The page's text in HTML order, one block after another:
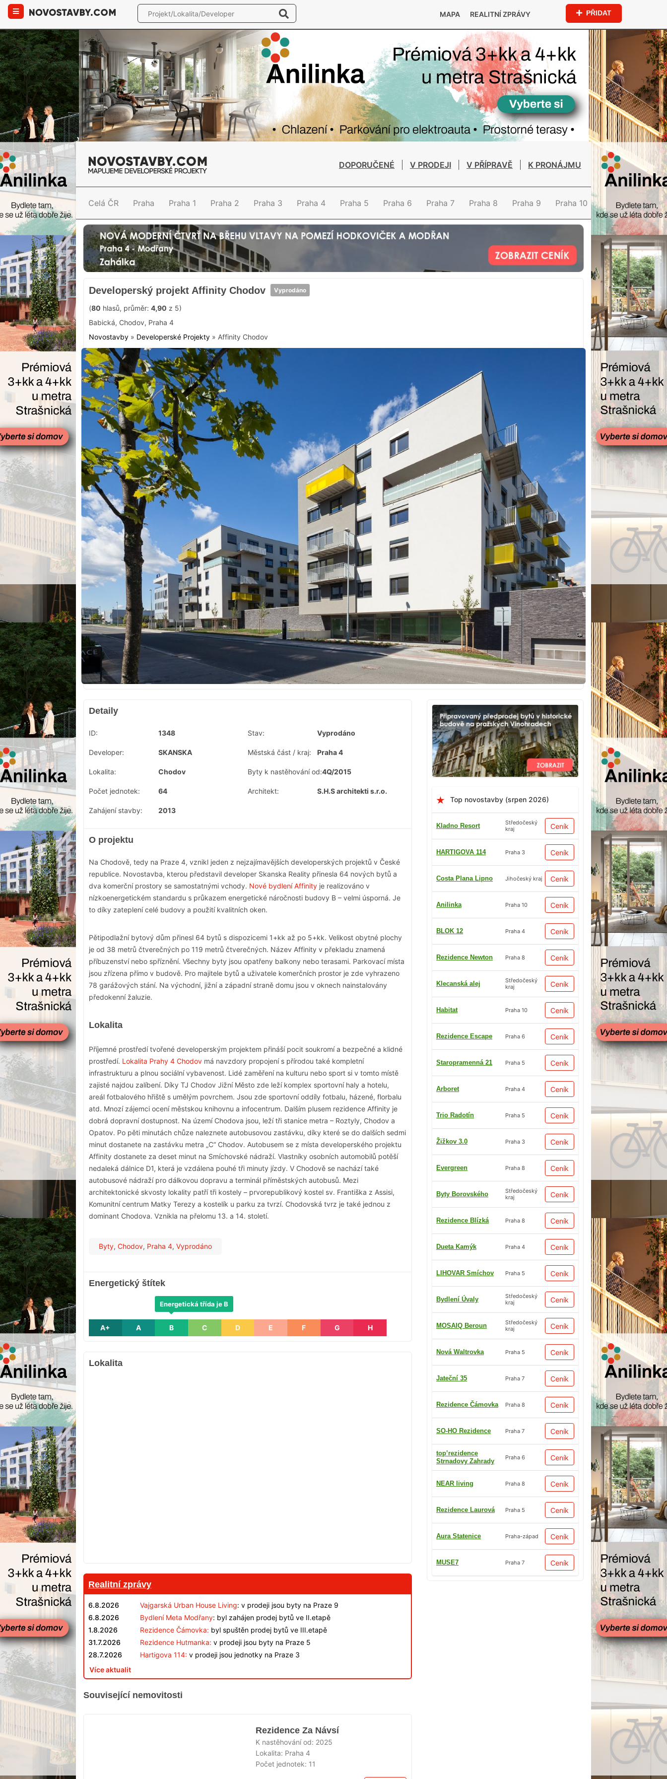
MAPA REALITNÍ ZPRÁVY PŘIDAT
DOPORUČENÉ V PRODEJI V PŘÍPRAVĚ K PRONÁJMU
Celá ČR Praha Praha 1 Praha 2 Praha 3 Praha 4 Praha 5 Praha 6 Praha 7 Praha 8 Praha 9 Praha 10
Developerský projekt Affinity Chodov Vyprodáno
(80 hlasů, průměr: 4,90 z 5)
Babická, Chodov, Praha 4
Novostavby » Developerské Projekty » Affinity Chodov
Top novostavby (srpen 2026)
Kladno Resort
Středočeský
kraj
Ceník
HARTIGOVA 114 Praha 3 Ceník
Costa Plana Lipno Jihočeský kraj Ceník
Anilinka Praha 10 Ceník
BLOK 12 Praha 4 Ceník
Rezidence Newton Praha 8 Ceník
Klecanská alej
Středočeský
kraj
Ceník
Habitat Praha 10 Ceník
Rezidence Escape Praha 6 Ceník
Staropramenná 21 Praha 5 Ceník
Arboret Praha 4 Ceník
Trio Radotín Praha 5 Ceník
Žižkov 3.0 Praha 3 Ceník
Evergreen Praha 8 Ceník
Byty Borovského
Středočeský
kraj
Ceník
Rezidence Blízká Praha 8 Ceník
Dueta Kamýk Praha 4 Ceník
LIHOVAR Smíchov Praha 5 Ceník
Bydlení Úvaly
Středočeský
kraj
Ceník
MOSAIQ Beroun
Středočeský
kraj
Ceník
Nová Waltrovka Praha 5 Ceník
Jateční 35 Praha 7 Ceník
Rezidence Čámovka Praha 8 Ceník
SO-HO Rezidence Praha 7 Ceník
top’rezidence
Strnadovy Zahrady
Praha 6 Ceník
NEAR living Praha 8 Ceník
Rezidence Laurová Praha 5 Ceník
Aura Statenice Praha-západ Ceník
MUSE7 Praha 7 Ceník
Detaily
ID: 1348 Stav: Vyprodáno
Developer: SKANSKA Městská část / kraj: Praha 4
Lokalita: Chodov Byty k nastěhování od:4Q/2015
Počet jednotek: 64 Architekt: S.H.S architekti s.r.o.
Zahájení stavby: 2013
O projektu
Na Chodově, tedy na Praze 4, vznikl jeden z nejzajímavějších developerských projektů v České
republice. Novostavba, kterou představil developer Skanska Reality přinesla 64 nových bytů a
dva komerční prostory se samostatnými vchody. Nové bydlení Affinity je realizováno v
nízkoenergetickém standardu s průkazem energetické náročnosti budovy B – velmi úsporná. Je
to díky zateplení celé budovy a použití kvalitních oken.
Pětipodlažní bytový dům přinesl 64 bytů s dispozicemi 1+kk až po 5+kk. Velikost obytné plochy
je od 38 metrů čtverečných po 119 metrů čtverečných. Název Affinity v překladu znamená
příbuzenství nebo spříznění. Všechny byty jsou opatřeny balkony nebo terasami. Parkovací místa
jsou zřízena přímo v budově. Pro majitele bytů a uživatele komerčních prostor je zde vyhrazeno
78 garážových stání. Na východní, jižní a západní straně domu jsou v oknech nainstalovány
předokenní žaluzie.
Lokalita
Příjemné prostředí tvořené developerským projektem přináší pocit soukromí a bezpečné a klidné
prostředí. Lokalita Prahy 4 Chodov má navzdory propojení s přírodou také kompletní
infrastrukturu a plnou sociální vybavenost. Lidé zaměření na kulturu nebo sport si v tomto místě
zajisté najdou zalíbení. Díky TJ Chodov Jižní Město zde leží komplex sportovní haly a hotelu,
areál fotbalového hřiště s umělým povrchem. Jsou zde sportovní oddíly fotbalu, házené, florbalu
atd. Mnozí zájemci ocení městskou knihovnu a infocentrum. Dalším plusem rezidence Affinity je
dobrá dopravní dostupnost. Na území Chodova jsou, leží tři stanice metra – Roztyly, Chodov a
Opatov. Po pěti minutách chůze naleznete autobusovou zastávku, díky které se do dalších sedmi
minut dostanete na zastávku metra „C“ Chodov. Autobusem se z místa developerského projektu
Affinity dostanete za deset minut na Smíchovské nádraží. Vlastníky osobních automobilů potěší
nedaleká dálnice D1, která je vzdálena pouhé tři minuty jízdy. V Chodově se nachází také
autobusové nádraží pro dálkovou dopravu a terminál příměstských autobusů. Mezi
architektonické skvosty lokality patří tři kostely – prvorepublikový kostel sv. Františka z Assisi,
Komunitní centrum Matky Terezy a kostelík u parku za tvrzí. Chodovská tvrz je také jednou z
dominant Chodova. Vznikla na přelomu 13. a 14. století.
Byty, Chodov, Praha 4, Vyprodáno
Energetický štítek
A+ A B
Energetická třída je B
C D E F G H
Lokalita
Realitní zprávy
6.8.2026 Vajgarská Urban House Living: v prodeji jsou byty na Praze 9
6.8.2026
Bydlení Meta Modřany: byl zahájen prodej bytů ve II.etapě
1.8.2026
Rezidence Čámovka: byl spuštěn prodej bytů ve III.etapě
31.7.2026
Rezidence Hutmanka: v prodeji jsou byty na Praze 5
28.7.2026
Hartigova 114: v prodeji jsou jednotky na Praze 3
Více aktualit
Související nemovitosti
Rezidence Za Návsí
K nastěhování od: 2025
Lokalita: Praha 4
Počet jednotek: 11